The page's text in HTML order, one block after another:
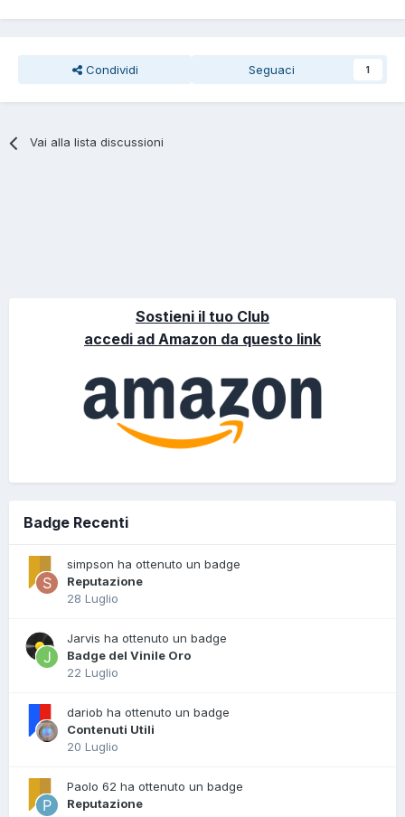
Condividi Seguaci 1
Vai alla lista discussioni
Sostieni il tuo Club
accedi ad Amazon da questo link
Badge Recenti
simpson ha ottenuto un badge
Reputazione
28 Luglio
Jarvis ha ottenuto un badge
Badge del Vinile Oro
22 Luglio
dariob ha ottenuto un badge
Contenuti Utili
20 Luglio
Paolo 62 ha ottenuto un badge
Reputazione